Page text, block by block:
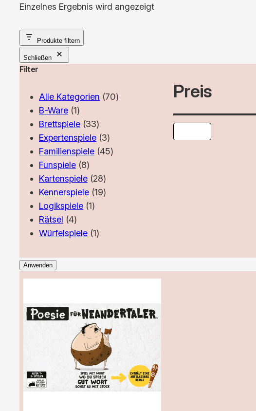
Einzelnes Ergebnis wird angezeigt
Produkte filtern
Schließen
Filter
Alle Kategorien 7070
B-Ware 11
Produkt
Brettspiele 3333
Produkte
Expertenspiele 33
Produkte
Familienspiele 4545
Funspiele 88
Produkte
Kartenspiele 2828
Produkte
Kennerspiele 1919
Logikspiele 11
Rätsel 44
Produkte
Würfelspiele 11
Preis
Anwenden